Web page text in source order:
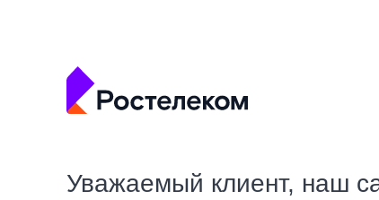
Уважаемый клиент, наш